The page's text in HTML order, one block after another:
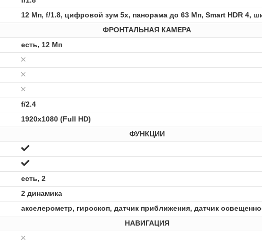
12 Мп, f/1.8, цифровой зум 5x, панорама до 63 Мп, Smart HDR 4,
ФРОНТАЛЬНАЯ КАМЕРА
есть, 12 Мп
f/2.4
1920x1080 (Full HD)
ФУНКЦИИ
есть, 2
2 динамика
акселерометр, гироскоп, датчик приближения, датчик
НАВИГАЦИЯ